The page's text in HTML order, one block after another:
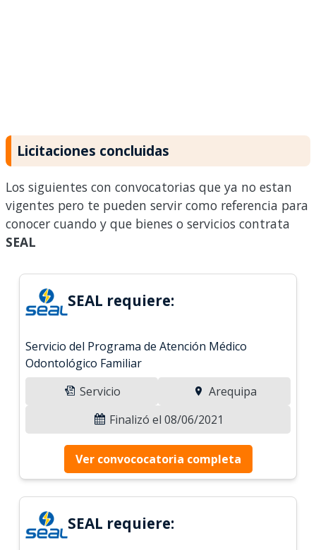
Licitaciones concluidas
Los siguientes con convocatorias que ya no estan
vigentes pero te pueden servir como referencia para
conocer cuando y que bienes o servicios contrata
SEAL
SEAL requiere:
Servicio del Programa de Atención Médico
Odontológico Familiar
Servicio
Arequipa
Finalizó el 08/06/2021
Ver convococatoria completa
SEAL requiere: